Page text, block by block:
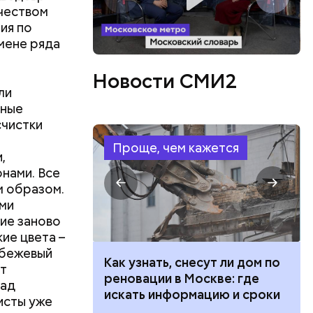
по
ряда
Все
образом.
заново
цвета –
уже
Новости СМИ2
Проще, чем кажется
тысяч
при
кто может
Как узнать, снесут ли дом по
реновации в Москве: где
искать информацию и сроки